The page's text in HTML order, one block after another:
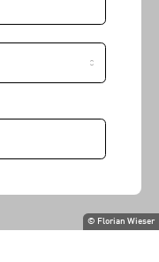
© Florian Wieser